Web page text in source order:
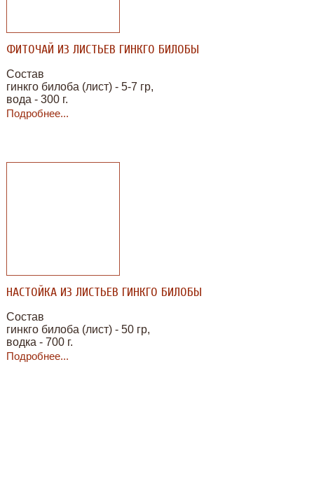
ФИТОЧАЙ ИЗ ЛИСТЬЕВ ГИНКГО БИЛОБЫ
Состав
гинкго билоба (лист) - 5-7 гр,
вода - 300 г.
Подробнее...
НАСТОЙКА ИЗ ЛИСТЬЕВ ГИНКГО БИЛОБЫ
Состав
гинкго билоба (лист) - 50 гр,
водка - 700 г.
Подробнее...